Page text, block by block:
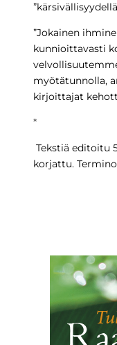
”Jokainen
kunnioittavasti
myötätunnolla,
kirjoittajat
*
Tekstiä editoitu
korjattu.